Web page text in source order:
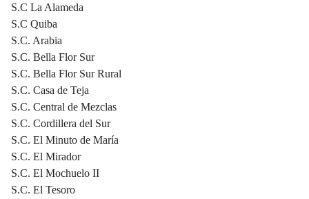
S.C La Alameda
S.C Quiba
S.C. Arabia
S.C. Bella Flor Sur
S.C. Bella Flor Sur Rural
S.C. Casa de Teja
S.C. Central de Mezclas
S.C. Cordillera del Sur
S.C. El Minuto de María
S.C. El Mirador
S.C. El Mochuelo II
S.C. El Tesoro